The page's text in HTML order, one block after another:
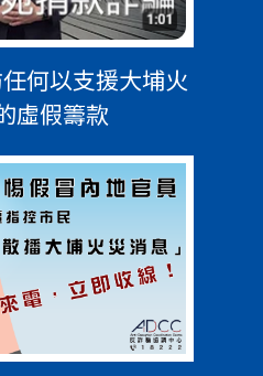
何以支援大埔火
虛假籌款